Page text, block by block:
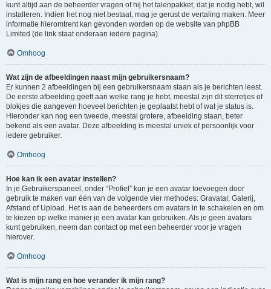
kunt altijd aan de beheerder vragen of hij het talenpakket, dat je nodig hebt, wil
installeren. Indien het nog niet bestaat, mag je gerust de vertaling maken. Meer
informatie hieromtrent kan gevonden worden op de website van phpBB
Limited (de link staat onderaan iedere pagina).
Omhoog
Wat zijn de afbeeldingen naast mijn gebruikersnaam?
Er kunnen 2 afbeeldingen bij een gebruikersnaam staan als je berichten leest.
De eerste afbeelding geeft aan welke rang je hebt, meestal zijn dit sterretjes of
blokjes die aangeven hoeveel berichten je geplaatst hebt of wat je status is.
Hieronder kan nog een tweede, meestal grotere, afbeelding staan, beter
bekend als een avatar. Deze afbeelding is meestal uniek of persoonlijk voor
iedere gebruiker.
Omhoog
Hoe kan ik een avatar instellen?
In je Gebruikerspaneel, onder “Profiel” kun je een avatar toevoegen door
gebruik te maken van één van de volgende vier methodes: Gravatar, Galerij,
Afstand of Upload. Het is aan de beheerders om avatars in te schakelen en om
te kiezen op welke manier je een avatar kan gebruiken. Als je geen avatars
kunt gebruiken, neem dan contact op met een beheerder voor je vragen
hierover.
Omhoog
Wat is mijn rang en hoe verander ik mijn rang?